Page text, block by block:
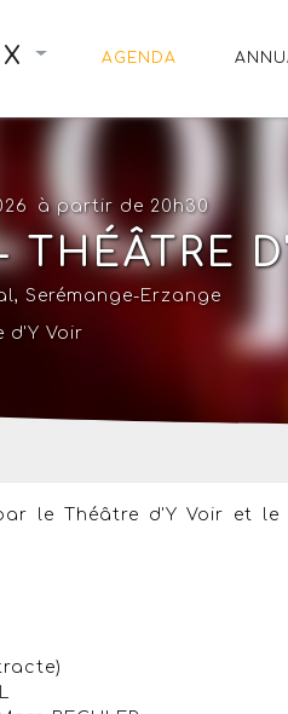
AGENDA
à partir de 20h30
THÉÂTRE
, Serémange-Erzange
d'Y Voir
le Théâtre d'Y Voir et le